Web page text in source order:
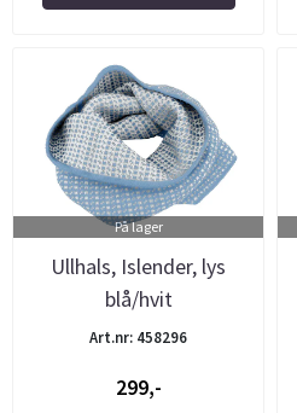
På lager
Ullhals, Islender, lys
blå/hvit
Art.nr: 458296
299,-